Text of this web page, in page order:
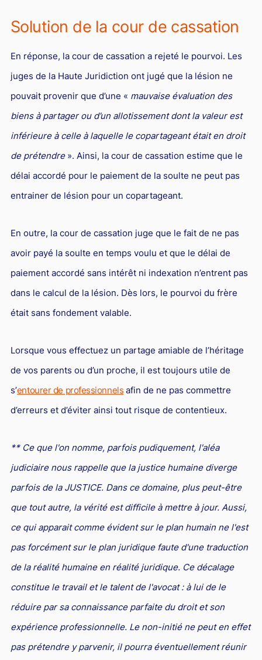
Solution de la cour de cassation
En réponse, la cour de cassation a rejeté le pourvoi. Les
juges de la Haute Juridiction ont jugé que la lésion ne
pouvait provenir que d’une « mauvaise évaluation des
biens à partager ou d’un allotissement dont la valeur est
inférieure à celle à laquelle le copartageant était en droit
de prétendre». Ainsi, la cour de cassation estime que le
délai accordé pour le paiement de la soulte ne peut pas
entrainer de lésion pour un copartageant.
En outre, la cour de cassation juge que le fait de ne pas
avoir payé la soulte en temps voulu et que le délai de
paiement accordé sans intérêt ni indexation n’entrent pas
dans le calcul de la lésion. Dès lors, le pourvoi du frère
était sans fondement valable.
Lorsque vous effectuez un partage amiable de l’héritage
de vos parents ou d’un proche, il est toujours utile de
s’entourer de professionnels afin de ne pas commettre
d’erreurs et d’éviter ainsi tout risque de contentieux.
** Ce que l'on nomme, parfois pudiquement, l'aléa
judiciaire nous rappelle que la justice humaine diverge
parfois de la JUSTICE. Dans ce domaine, plus peut-être
que tout autre, la vérité est difficile à mettre à jour. Aussi,
ce qui apparait comme évident sur le plan humain ne l'est
pas forcément sur le plan juridique faute d'une traduction
de la réalité humaine en réalité juridique. Ce décalage
constitue le travail et le talent de l'avocat : à lui de le
réduire par sa connaissance parfaite du droit et son
expérience professionnelle. Le non-initié ne peut en effet
pas prétendre y parvenir, il pourra éventuellement réunir